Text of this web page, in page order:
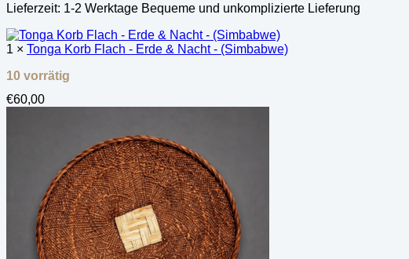
Lieferzeit: 1-2 Werktage Bequeme und unkomplizierte Lieferung
1 × Tonga Korb Flach - Erde & Nacht - (Simbabwe)
10 vorrätig
€60,00